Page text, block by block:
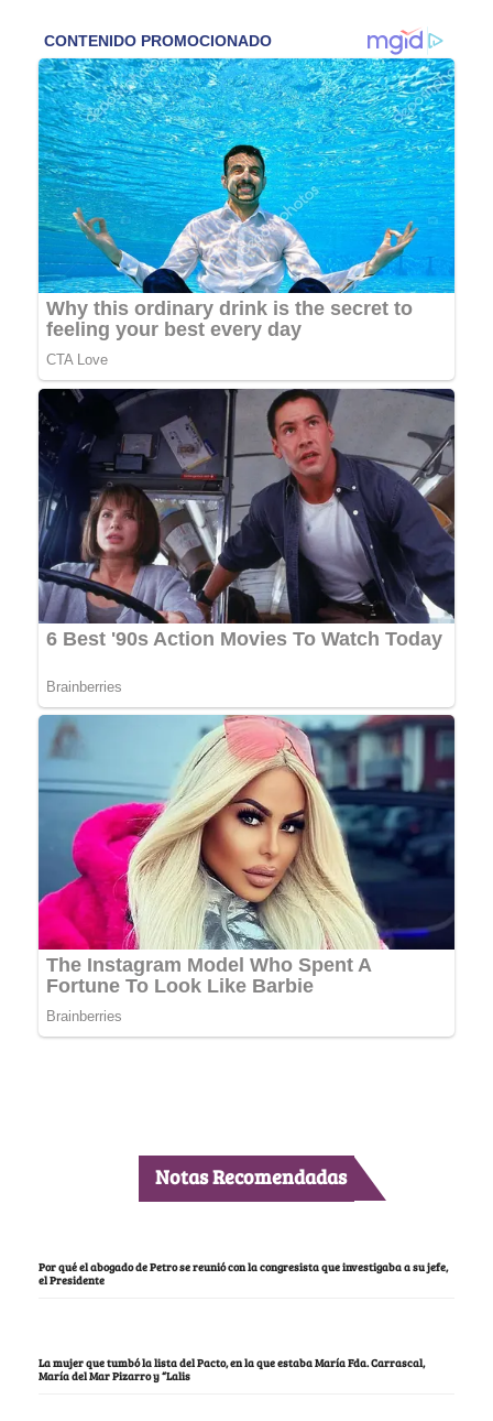
Notas Recomendadas
Por qué el abogado de Petro se reunió con la congresista que investigaba a su jefe,
el Presidente
La mujer que tumbó la lista del Pacto, en la que estaba María Fda. Carrascal,
María del Mar Pizarro y “Lalis